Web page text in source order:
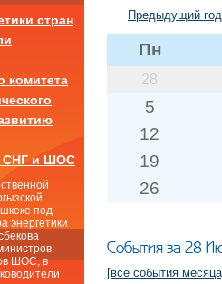
Предыдущий год
Пн
28
5
12
19
26
События за 28
[все события
стран
комитета
СНГ и ШОС
под
энергетики
ШОС, в